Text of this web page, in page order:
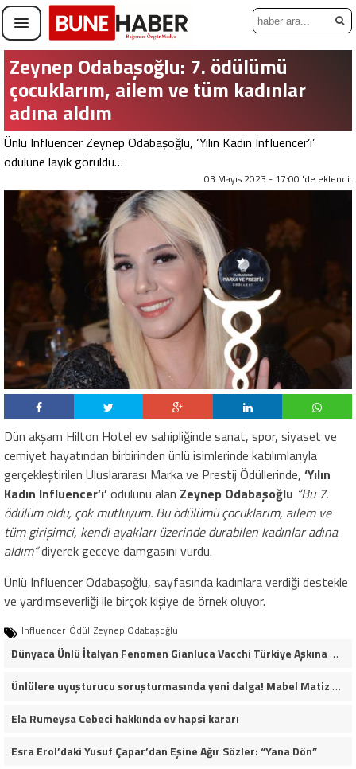
Zeynep Odabaşoğlu: 7. ödülümü
çocuklarım, ailem ve tüm kadınlar
adına aldım
Ünlü Influencer Zeynep Odabaşoğlu, ‘Yılın Kadın Influencer’ı’
ödülüne layık görüldü…
03 Mayıs 2023 - 17:00 'de eklendi.
Dün akşam Hilton Hotel ev sahipliğinde sanat, spor, siyaset ve
cemiyet hayatından birbirinden ünlü isimlerinde katılımlarıyla
gerçekleştirilen Uluslararası Marka ve Prestij Ödüllerinde, ‘Yılın
Kadın Influencer’ı’ödülünü alan Zeynep Odabaşoğlu “Bu 7.
ödülüm oldu, çok mutluyum. Bu ödülümüçocuklarım, ailem ve
tüm girişimci, kendi ayakları üzerinde durabilen kadınlar adına
aldım”diyerek geceye damgasını vurdu.
Ünlü Influencer Odabaşoğlu, sayfasında kadınlara verdiği destekle
ve yardımseverliği ile birçok kişiye de örnek oluyor.
Influencer Ödül Zeynep Odabaşoğlu
Dünyaca Ünlü İtalyan Fenomen Gianluca Vacchi Türkiye Aşkına Geliyor!
Ünlülere uyuşturucu soruşturmasında yeni dalga! Mabel Matiz dahil 14 kişi gözaltına alındı
Ela Rumeysa Cebeci hakkında ev hapsi kararı
Esra Erol’daki Yusuf Çapar’dan Eşine Ağır Sözler: “Yana Dön”